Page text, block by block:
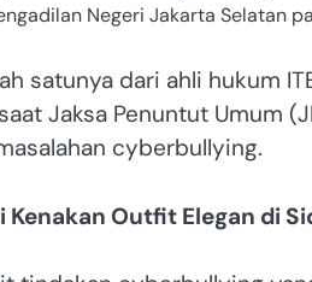
Negeri Jakarta Selatan
satunya dari ahli hukum
Jaksa Penuntut Umum
cyberbullying.
Outfit Elegan di